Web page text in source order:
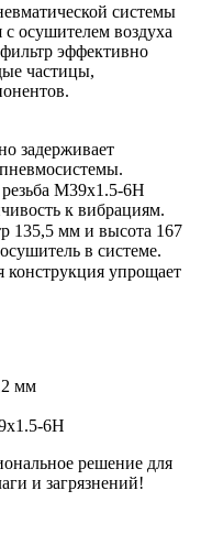
системы
осушителем воздуха
эффективно
частицы,
задерживает
M39x1.5-6H
к вибрациям.
135,5 мм и высота 167
в системе.
конструкция упрощает
мм
6H
решение для
и загрязнений!